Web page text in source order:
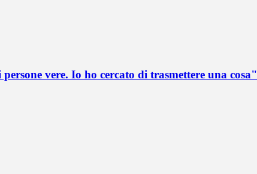
vere. Io ho cercato di trasmettere una cosa"